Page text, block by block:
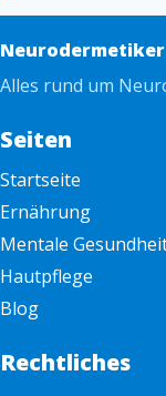
Neurodermetiker
Alles rund um
Seiten
Startseite
Ernährung
Mentale
Hautpflege
Blog
Rechtliches